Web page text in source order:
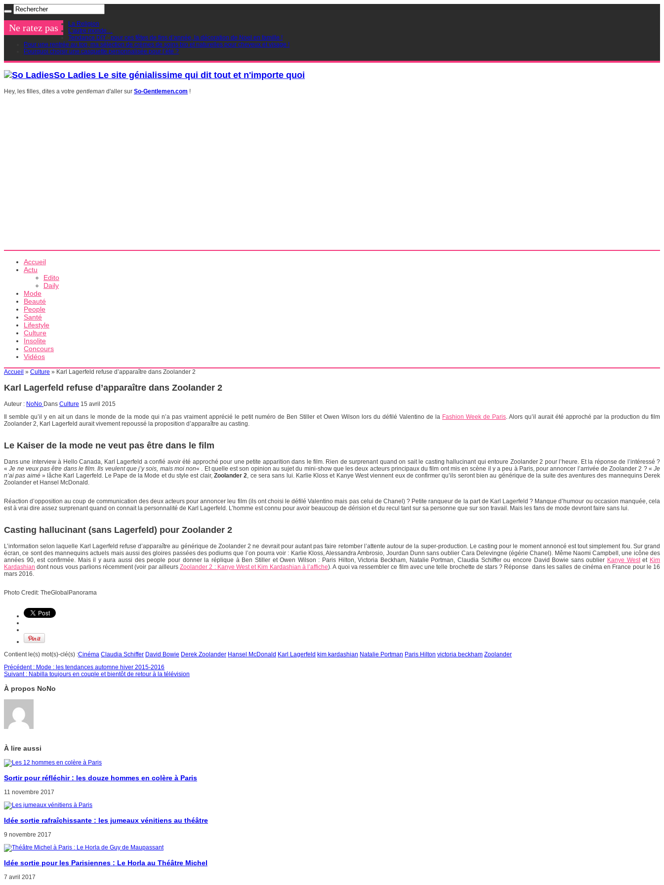
Ne ratez pas
La Religion
L’autre monde…
Tendance DIY : pour ces fêtes de fins d’année, la décoration de Noel en famille !
Pour une rentrée au top, ma sélection de crèmes de soins bio et naturelles pour cheveux et visage !
Pourquoi choisir une casquette personnalisée pour l’été ?
So Ladies Le site génialissime qui dit tout et n'importe quoi
Hey, les filles, dites a votre gentleman d'aller sur So-Gentlemen.com !
Accueil
Actu
Edito
Daily
Mode
Beauté
People
Santé
Lifestyle
Culture
Insolite
Concours
Vidéos
Accueil » Culture » Karl Lagerfeld refuse d’apparaître dans Zoolander 2
Karl Lagerfeld refuse d’apparaître dans Zoolander 2
Auteur : NoNo Dans Culture 15 avril 2015
Il semble qu’il y en ait un dans le monde de la mode qui n’a pas vraiment apprécié le petit numéro de Ben Stiller et Owen Wilson lors du défilé Valentino de la Fashion Week de Paris . Alors qu’il aurait été approché par la production du film
Zoolander 2, Karl Lagerfeld aurait vivement repoussé la proposition d’apparaître au casting.
Le Kaiser de la mode ne veut pas être dans le film
Dans une interview à Hello Canada, Karl Lagerfeld a confié avoir été approché pour une petite apparition dans le film. Rien de surprenant quand on sait le casting hallucinant qui entoure Zoolander 2 pour l’heure. Et la réponse de l’intéressé ?
«Je ne veux pas être dans le film. Ils veulent que j’y sois, mais moi non« . Et quelle est son opinion au sujet du mini-show que les deux acteurs principaux du film ont mis en scène il y a peu à Paris, pour annoncer l’arrivée de Zoolander 2 ? « Je
n’ai pas aimé» lâche Karl Lagerfeld. Le Pape de la Mode et du style est clair,Zoolander 2 , ce sera sans lui. Karlie Kloss et Kanye West viennent eux de confirmer qu’ils seront bien au générique de la suite des aventures des mannequins Derek
Zoolander et Hansel McDonald.
Réaction d’opposition au coup de communication des deux acteurs pour annoncer leu film (ils ont choisi le défilé Valentino mais pas celui de Chanel) ? Petite ranqueur de la part de Karl Lagerfeld ? Manque d’humour ou occasion manquée, cela
est à vrai dire assez surprenant quand on connait la personnalité de Karl Lagerfeld. L’homme est connu pour avoir beaucoup de dérision et du recul tant sur sa personne que sur son travail. Mais les fans de mode devront faire sans lui.
Casting hallucinant (sans Lagerfeld) pour Zoolander 2
L’information selon laquelle Karl Lagerfeld refuse d’apparaître au générique de Zoolander 2 ne devrait pour autant pas faire retomber l’attente autour de la super-production. Le casting pour le moment annoncé est tout simplement fou. Sur grand
écran, ce sont des mannequins actuels mais aussi des gloires passées des podiums que l’on pourra voir : Karlie Kloss, Alessandra Ambrosio, Jourdan Dunn sans oublier Cara Delevingne (égérie Chanel). Même Naomi Campbell, une icône des
années 90, est confirmée. Mais il y aura aussi des people pour donner la réplique à Ben Stiller et Owen Wilson : Paris Hilton, Victoria Beckham, Natalie Portman, Claudia Schiffer ou encore David Bowie sans oublier Kanye Westet Kim
Kardashian dont nous vous parlions récemment (voir par ailleursZoolander 2 : Kanye West et Kim Kardashian à l’affiche). A quoi va ressembler ce film avec une telle brochette de stars ? Réponse dans les salles de cinéma en France pour le 16
mars 2016.
Photo Credit: TheGlobalPanorama
Contient le(s) mot(s)-clé(s) :Cinéma Claudia Schiffer David Bowie Derek Zoolander Hansel McDonald Karl Lagerfeld kim kardashian Natalie Portman Paris Hilton victoria beckham Zoolander
Précédent : Mode : les tendances automne hiver 2015-2016
Suivant : Nabilla toujours en couple et bientôt de retour à la télévision
À propos NoNo
À lire aussi
Sortir pour réfléchir : les douze hommes en colère à Paris
11 novembre 2017
Idée sortie rafraîchissante : les jumeaux vénitiens au théâtre
9 novembre 2017
Idée sortie pour les Parisiennes : Le Horla au Théâtre Michel
7 avril 2017